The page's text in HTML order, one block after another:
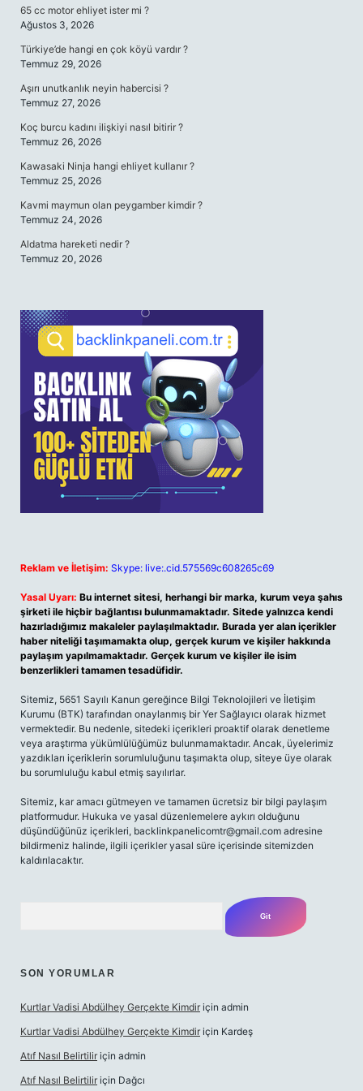
65 cc motor ehliyet ister mi ?
Ağustos 3, 2026
Türkiye’de hangi en çok köyü vardır ?
Temmuz 29, 2026
Aşırı unutkanlık neyin habercisi ?
Temmuz 27, 2026
Koç burcu kadını ilişkiyi nasıl bitirir ?
Temmuz 26, 2026
Kawasaki Ninja hangi ehliyet kullanır ?
Temmuz 25, 2026
Kavmi maymun olan peygamber kimdir ?
Temmuz 24, 2026
Aldatma hareketi nedir ?
Temmuz 20, 2026
Reklam ve İletişim: Skype: live:.cid.575569c608265c69
Yasal Uyarı: Bu internet sitesi, herhangi bir marka, kurum veya şahıs
şirketi ile hiçbir bağlantısı bulunmamaktadır. Sitede yalnızca kendi
hazırladığımız makaleler paylaşılmaktadır. Burada yer alan içerikler
haber niteliği taşımamakta olup, gerçek kurum ve kişiler hakkında
paylaşım yapılmamaktadır. Gerçek kurum ve kişiler ile isim
benzerlikleri tamamen tesadüfidir.
Sitemiz, 5651 Sayılı Kanun gereğince Bilgi Teknolojileri ve İletişim
Kurumu (BTK) tarafından onaylanmış bir Yer Sağlayıcı olarak hizmet
vermektedir. Bu nedenle, sitedeki içerikleri proaktif olarak denetleme
veya araştırma yükümlülüğümüz bulunmamaktadır. Ancak, üyelerimiz
yazdıkları içeriklerin sorumluluğunu taşımakta olup, siteye üye olarak
bu sorumluluğu kabul etmiş sayılırlar.
Sitemiz, kar amacı gütmeyen ve tamamen ücretsiz bir bilgi paylaşım
platformudur. Hukuka ve yasal düzenlemelere aykırı olduğunu
düşündüğünüz içerikleri, backlinkpanelicomtr@gmail.com adresine
bildirmeniz halinde, ilgili içerikler yasal süre içerisinde sitemizden
kaldırılacaktır.
SON YORUMLAR
Kurtlar Vadisi Abdülhey Gerçekte Kimdir için admin
Kurtlar Vadisi Abdülhey Gerçekte Kimdir için Kardeş
Atıf Nasıl Belirtilir için admin
Atıf Nasıl Belirtilir için Dağcı